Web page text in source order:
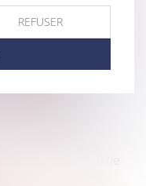
!
un usage ?
faute grave
et
de la convention de
REFUSER